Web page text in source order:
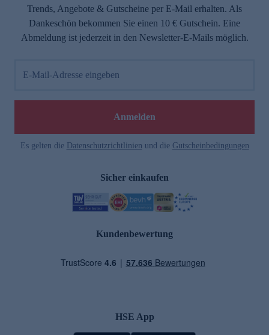
Trends, Angebote & Gutscheine per E-Mail erhalten. Als
Dankeschön bekommen Sie einen 10 € Gutschein. Eine
Abmeldung ist jederzeit in den Newsletter-E-Mails möglich.
E-Mail-Adresse eingeben
Anmelden
Es gelten die Datenschutzrichtlinien und die Gutscheinbedingungen
Sicher einkaufen
Kundenbewertung
HSE App